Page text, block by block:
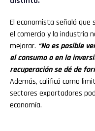
El economista señaló que
el comercio y la industria
mejorar. “No es posible
el consumo o en la
recuperación se dé de
Además, calificó como
sectores exportadores
economía.